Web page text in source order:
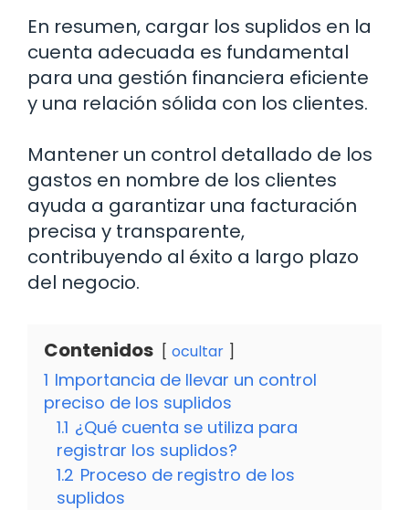
En resumen, cargar los suplidos en la
cuenta adecuada es fundamental
para una gestión financiera eficiente
y una relación sólida con los clientes.
Mantener un control detallado de los
gastos en nombre de los clientes
ayuda a garantizar una facturación
precisa y transparente,
contribuyendo al éxito a largo plazo
del negocio.
Contenidos ocultar
1 Importancia de llevar un control
preciso de los suplidos
1.1 ¿Qué cuenta se utiliza para
registrar los suplidos?
1.2 Proceso de registro de los
suplidos